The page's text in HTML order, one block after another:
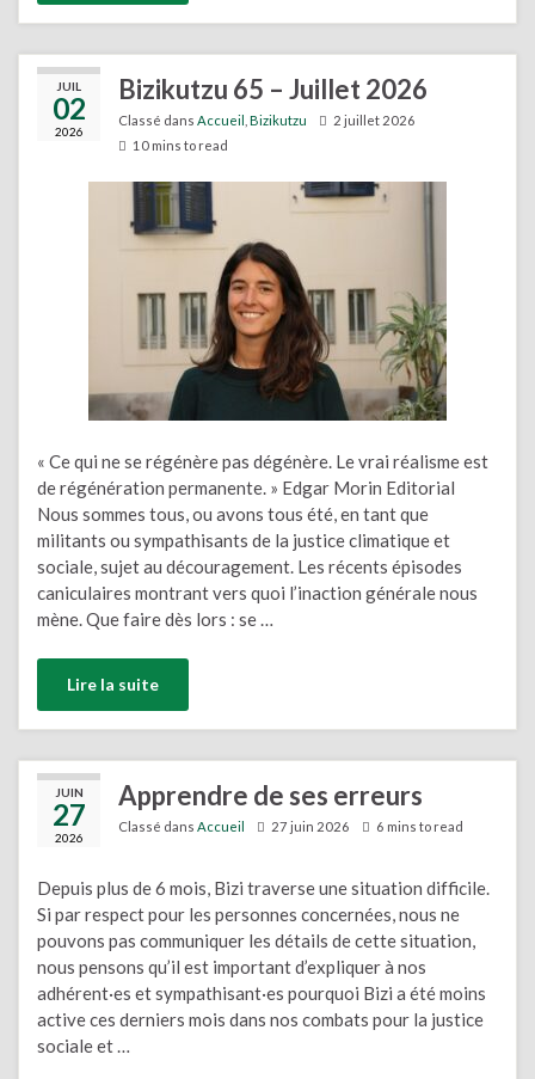
JUIL
02
2026
Bizikutzu 65 – Juillet 2026
Classé dans Accueil Bizikutzu
2 juillet 2026
10 mins to read
« Ce qui ne se régénère pas dégénère. Le vrai réalisme est
de régénération permanente. » Edgar Morin Editorial
Nous sommes tous, ou avons tous été, en tant que
militants ou sympathisants de la justice climatique et
sociale, sujet au découragement. Les récents épisodes
caniculaires montrant vers quoi l’inaction générale nous
mène. Que faire dès lors : se …
Lire la suite
JUIN
27
2026
Apprendre de ses erreurs
Classé dans Accueil 27 juin 2026 6 mins to read
Depuis plus de 6 mois, Bizi traverse une situation difficile.
Si par respect pour les personnes concernées, nous ne
pouvons pas communiquer les détails de cette situation,
nous pensons qu’il est important d’expliquer à nos
adhérent·es et sympathisant·es pourquoi Bizi a été moins
active ces derniers mois dans nos combats pour la justice
sociale et …